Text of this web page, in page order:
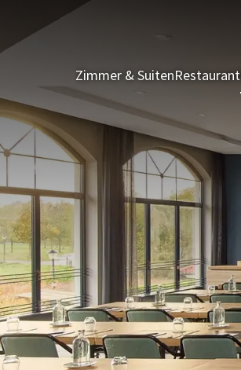
Zimmer & SuitenRestaurant